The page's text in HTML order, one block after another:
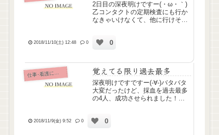
2日目の深夜明けですー(・ω・｀)
乙コンタクトの定期検査にも行か
なきゃいけなくて、他に行けそう
疲れて、今そこそこ眠い、で
2018/11/10(土) 12:48 0 0
仕
事･看護について 覚えてる限り過去最多
深夜明けですですー(-∀-)バタバタ
大変だったけど、採血を過去最多
の4人、成功させられました！！5
しては頑張った方！一般科で働い
2018/11/9(金) 9:52 0 0